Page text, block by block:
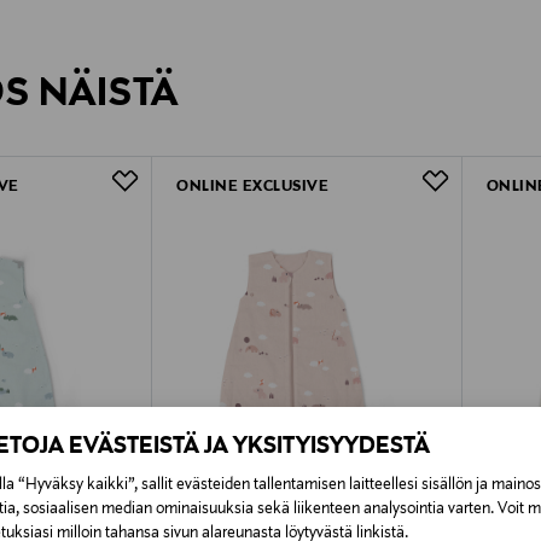
EVÄSTEISTÄ JA YKSITYISYYDESTÄ
“Hyväksy kaikki”, sallit evästeiden tallentamisen laitteellesi sisällön ja
sosiaalisen median ominaisuuksia sekä liikenteen analysointia varten. Voit
milloin tahansa sivun alareunasta löytyvästä linkistä.
NÄISTÄ
ONLINE EXCLUSIVE